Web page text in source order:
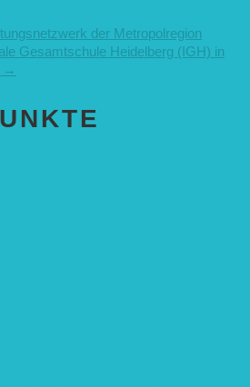
der Metropolregion
Gesamtschule Heidelberg (IGH) in
→